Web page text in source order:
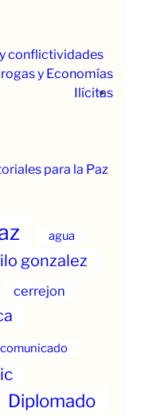
conflictividades
y Economías
Ilícitas
para la Paz
agua
gonzalez
cerrejon
comunicado
Diplomado